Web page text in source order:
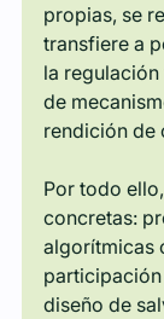
propias, se
transfiere a
la
de
rendición de
Por todo
concretas:
algorítmicas
diseño de